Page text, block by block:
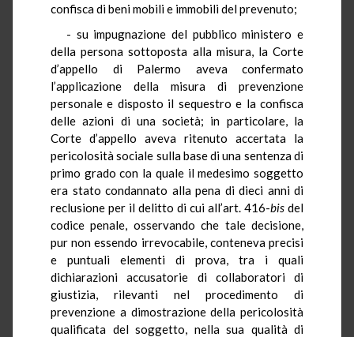
confisca di beni mobili e immobili del prevenuto;
- su impugnazione del pubblico ministero e
della persona sottoposta alla misura, la Corte
d’appello di Palermo aveva confermato
l’applicazione della misura di prevenzione
personale e disposto il sequestro e la confisca
delle azioni di una società; in particolare, la
Corte d’appello aveva ritenuto accertata la
pericolosità sociale sulla base di una sentenza di
primo grado con la quale il medesimo soggetto
era stato condannato alla pena di dieci anni di
reclusione per il delitto di cui all’art. 416-bis del
codice penale, osservando che tale decisione,
pur non essendo irrevocabile, conteneva precisi
e puntuali elementi di prova, tra i quali
dichiarazioni accusatorie di collaboratori di
giustizia, rilevanti nel procedimento di
prevenzione a dimostrazione della pericolosità
qualificata del soggetto, nella sua qualità di